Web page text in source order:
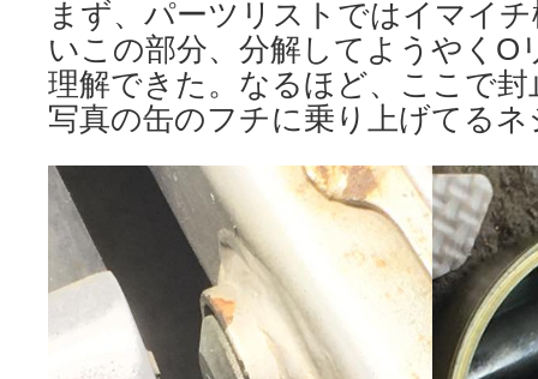
まず、パーツリストではイマイ
いこの部分、分解してようやくO
理解できた。なるほど、ここで
写真の缶のフチに乗り上げてる